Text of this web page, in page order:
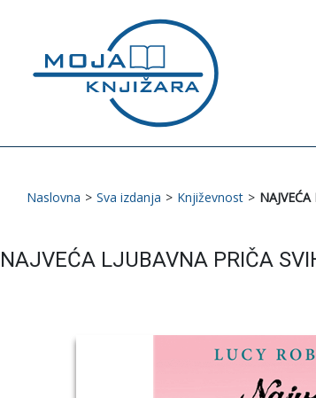
Naslovna > Sva izdanja > Književnost >
NAJVEĆA LJUBAVNA PRIČA